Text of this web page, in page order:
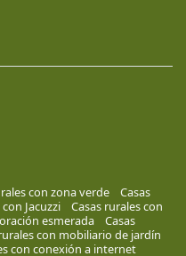
con zona verde
Casas
Jacuzzi
Casas rurales con
esmerada
Casas
con mobiliario de jardín
con conexión a internet